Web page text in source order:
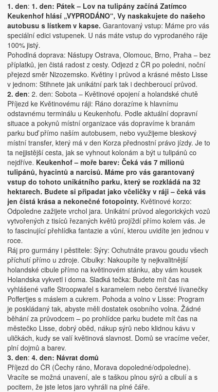
1. den: 1. den: Pátek – Lov na tulipány začíná Zatímco
Keukenhof hlásí „VYPRODÁNO“, Vy naskakujete do našeho
autobusu s lístkem v kapse. Garantovaný vstup: Máme pro vás
speciální edici vstupenek. U nás máte vstup do vyprodaného ráje
100% jistý.
Pohodlná doprava: Nástupy Ostrava, Olomouc, Brno, Praha – bez
příplatků, jen čistá radost z cesty. Odjezd z ČR po poledni, noční
přejezd směr Nizozemsko. Květiny i průvod a krásné město Lisse
v jednom: Stihnete jak unikátní park tak i dechberoucí průvod.
2. den: 2. den: Sobota – Květinové opojení a holandské chutě
Příjezd ke Květinovému ráji: Ráno dorazíme k hlavnímu
odstavnému terminálu u Keukenhofu. Podle aktuální dopravní
situace a pokynů místní organizace vás dopravíme k branám
parku buď přímo naším autobusem, nebo využijeme bleskový
místní transfer, který má v den Korza přednostní právo jízdy. Je to
ta nejjistější cesta, jak se vyhnout kolonám a být u tulipánů co
nejdříve. Keukenhof – moře barev: Čeká vás 7 milionů
tulipánů, hyacintů a narcisů. Máme pro vás garantovaný
vstup do tohoto unikátního parku, který se rozkládá na 32
hektarech. Budete si připadat jako včeličky v ráji – čeká vás
jen čistá krása a nekonečné fotopointy. Květinové korzo:
Odpoledne zažijete vrchol jara. Unikátní průvod alegorických vozů
vytvořených z tisíců řezaných květů projíždí přímo kolem vás. Je
to fascinující přehlídka fantazie a vůní, kterou uvidíte jen jednou v
roce.
Ráj pro gurmány i pěstitele: Sýry: Ochutnáte pravou goudu všech
příchutí přímo u zdroje. Cibulky: Nakoupíte ty nejkvalitnější
holandské cibule přímo na květinovém stánku, aby vám kousek
Holandska vykvetl i doma. Sladká tečka: Budete mít čas na
vyhlášené vafle Stroopwafel s karamelem nebo čerstvé lívanečky
Poffertjes s máslem a cukrem. Pohoda a volno v Lisse: Program
je poskládaný tak, abyste měli dostatek osobního volna. Žádné
běhání za průvodcem – po prohlídce parku budete mít čas na
městečko Lisse, dobrý oběd, nákup sýrů nebo klidnou kávu v
uličkách, kudy se valí květinová slavnost. Domů se vracíme večer,
plní dojmů a barev.
3. den: 4. den: Návrat domů
Příjezd do ČR (Čechy ráno, Morava dopoledné/odpoledne).
Vracíte se možná unavení, ale s taškou plnou sýrů a cibulí a s
pocitem, že jste letos jaro vyhráli na plné čáře.